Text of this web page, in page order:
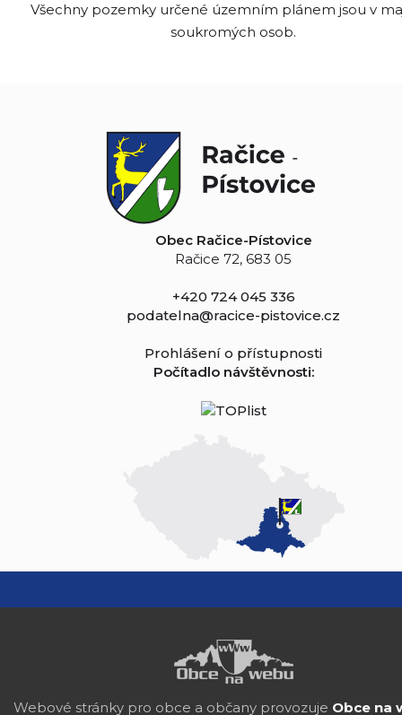
Všechny pozemky určené územním plánem jsou v
soukromých osob.
Obec Račice-Pístovice
Račice 72, 683 05
+420 724 045 336
podatelna@racice-pistovice.cz
Prohlášení o přístupnosti
Počítadlo návštěvnosti:
Webové stránky pro obce a občany provozuje Obce na